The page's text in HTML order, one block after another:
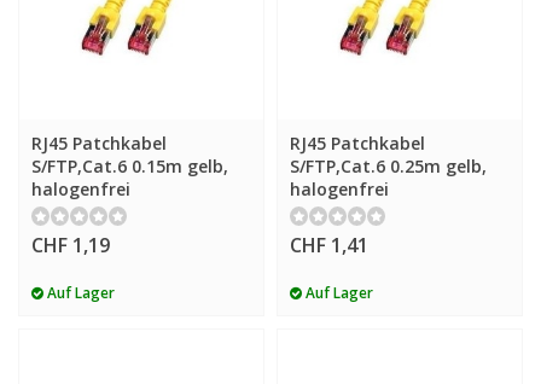
RJ45 Patchkabel
S/FTP,Cat.6 0.15m gelb,
halogenfrei
CHF 1,19
Auf Lager
RJ45 Patchkabel
S/FTP,Cat.6 0.25m gelb,
halogenfrei
CHF 1,41
Auf Lager